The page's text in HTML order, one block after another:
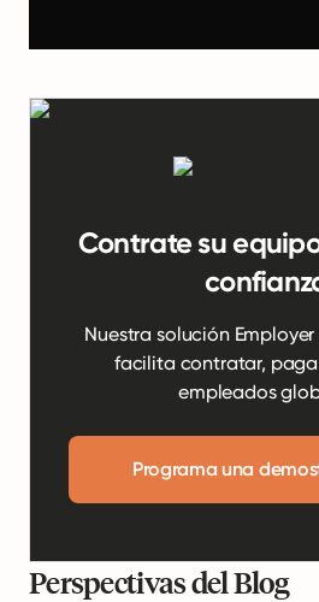
Contrate su
Nuestra solución Employer
facilita contratar,
empleados
Programa una
Perspectivas del Blog